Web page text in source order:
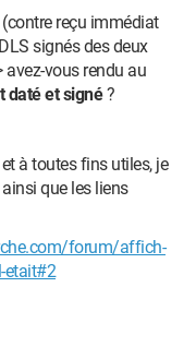
reçu immédiat
signés des deux
avez-vous rendu au
daté et signé?
à toutes fins utiles, je
que les liens
forum/affich-
etait#2